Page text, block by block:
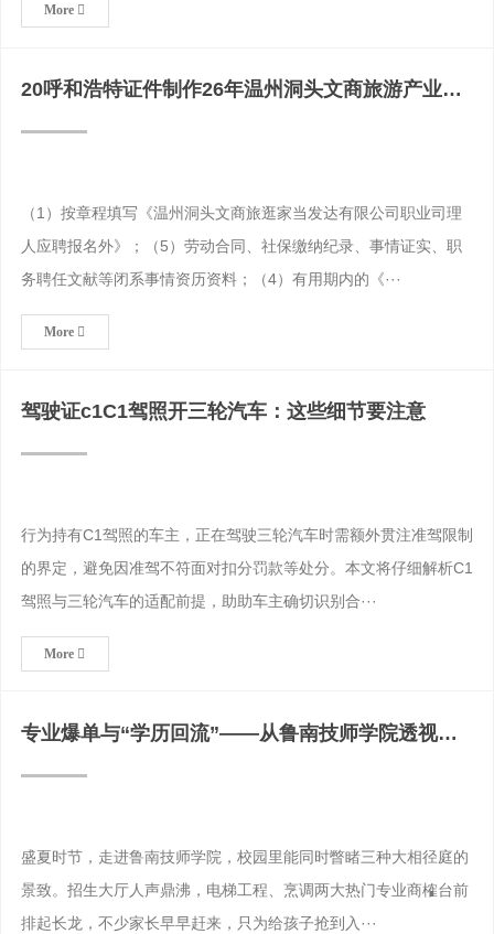
More
20呼和浩特证件制作26年温州洞头文商旅游产业发
展有限公司公
（1）按章程填写《温州洞头文商旅逛家当发达有限公司职业司理
人应聘报名外》；（5）劳动合同、社保缴纳纪录、事情证实、职
务聘任文献等闭系事情资历资料；（4）有用期内的《···
More
驾驶证c1C1驾照开三轮汽车：这些细节要注意
行为持有C1驾照的车主，正在驾驶三轮汽车时需额外贯注准驾限制
的界定，避免因准驾不符面对扣分罚款等处分。本文将仔细解析C1
驾照与三轮汽车的适配前提，助助车主确切识别合···
More
专业爆单与“学历回流”——从鲁南技师学院透视技
能社会的深层转
盛夏时节，走进鲁南技师学院，校园里能同时瞥睹三种大相径庭的
景致。招生大厅人声鼎沸，电梯工程、烹调两大热门专业商榷台前
排起长龙，不少家长早早赶来，只为给孩子抢到入···